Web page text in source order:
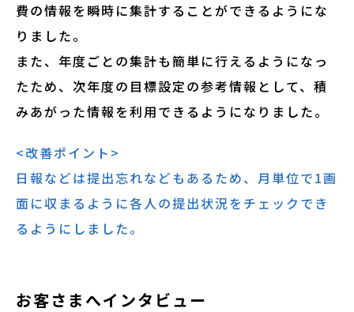
費の情報を瞬時に集計することができるようにな
りました。
また、年度ごとの集計も簡単に行えるようになっ
たため、次年度の目標設定の参考情報として、積
みあがった情報を利用できるようになりました。
<改善ポイント>
日報などは提出忘れなどもあるため、月単位で1画
面に収まるように各人の提出状況をチェックでき
るようにしました。
お客さまへインタビュー